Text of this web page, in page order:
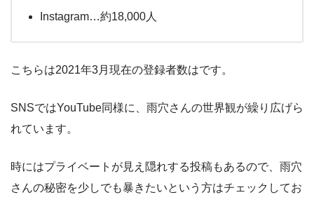
Instagram…約18,000人
こちらは2021年3月現在の登録者数はです。
SNSではYouTube同様に、雨穴さんの世界観が繰り広げら
れています。
時にはプライベートが見え隠れする投稿もあるので、雨穴
さんの秘密を少しでも暴きたいという方はチェックしてお